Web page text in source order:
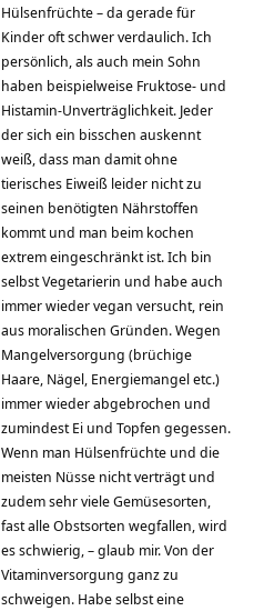
Hülsenfrüchte – da gerade für
Kinder oft schwer verdaulich. Ich
persönlich, als auch mein Sohn
haben beispielweise Fruktose- und
Histamin-Unverträglichkeit. Jeder
der sich ein bisschen auskennt
weiß, dass man damit ohne
tierisches Eiweiß leider nicht zu
seinen benötigten Nährstoffen
kommt und man beim kochen
extrem eingeschränkt ist. Ich bin
selbst Vegetarierin und habe auch
immer wieder vegan versucht, rein
aus moralischen Gründen. Wegen
Mangelversorgung (brüchige
Haare, Nägel, Energiemangel etc.)
immer wieder abgebrochen und
zumindest Ei und Topfen gegessen.
Wenn man Hülsenfrüchte und die
meisten Nüsse nicht verträgt und
zudem sehr viele Gemüsesorten,
fast alle Obstsorten wegfallen, wird
es schwierig, – glaub mir. Von der
Vitaminversorgung ganz zu
schweigen. Habe selbst eine